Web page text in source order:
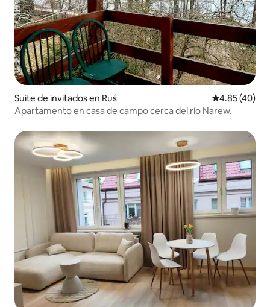
Suite de invitados en Ruś Calificación
4.85 (40)
Apartamento en casa de campo cerca del río Narew.